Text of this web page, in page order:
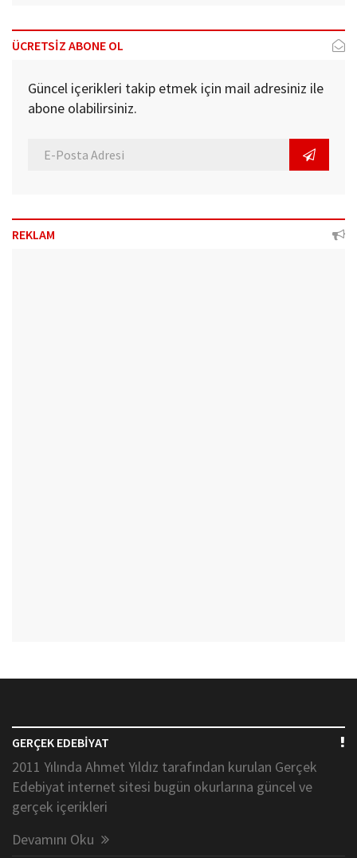
ÜCRETSİZ ABONE OL
Güncel içerikleri takip etmek için mail adresiniz ile
abone olabilirsiniz.
REKLAM
GERÇEK EDEBİYAT
2011 Yılında Ahmet Yıldız tarafından kurulan Gerçek
Edebiyat internet sitesi bugün okurlarına güncel ve
gerçek içerikleri
Devamını Oku